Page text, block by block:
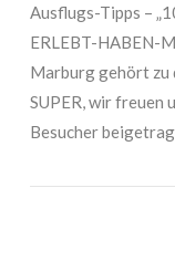
Ausflugs-Tipps –
ERLEBT-HABEN-
Marburg gehört zu
SUPER, wir freuen
Besucher